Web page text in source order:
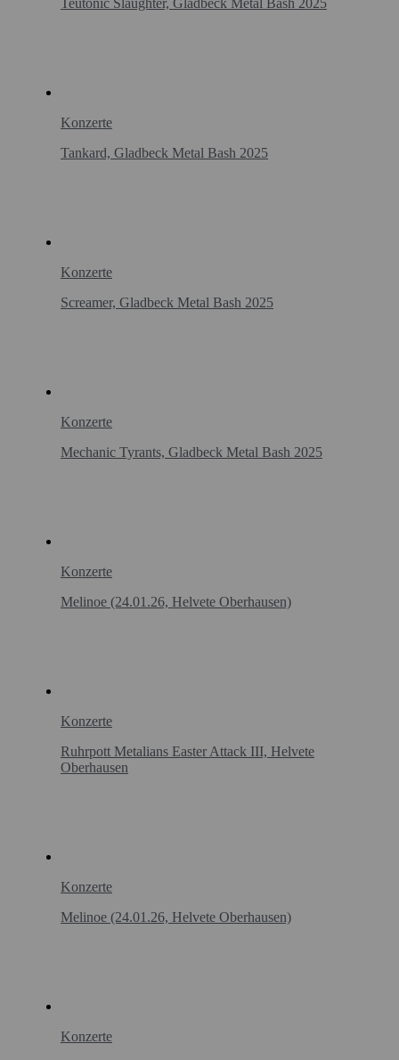
Teutonic Slaughter, Gladbeck Metal Bash 2025
Konzerte
Tankard, Gladbeck Metal Bash 2025
Konzerte
Screamer, Gladbeck Metal Bash 2025
Konzerte
Mechanic Tyrants, Gladbeck Metal Bash 2025
Konzerte
Melinoe (24.01.26, Helvete Oberhausen)
Konzerte
Ruhrpott Metalians Easter Attack III, Helvete
Oberhausen
Konzerte
Melinoe (24.01.26, Helvete Oberhausen)
Konzerte